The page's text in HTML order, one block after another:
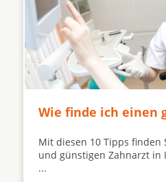
Wie finde ich einen
Mit diesen 10 Tipps finden
und günstigen Zahnarzt in
...